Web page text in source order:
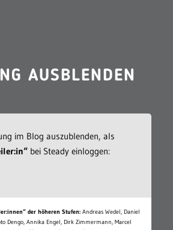
AUSBLENDEN
im Blog auszublenden, als
bei Steady einloggen:
der höheren Stufen: Andreas Wedel, Daniel
Dengo, Annika Engel, Dirk Zimmermann, Marcel